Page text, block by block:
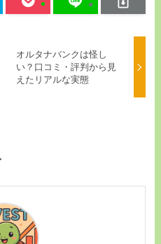
オルタナバンクは怪し
い？口コミ・評判から見
えたリアルな実態